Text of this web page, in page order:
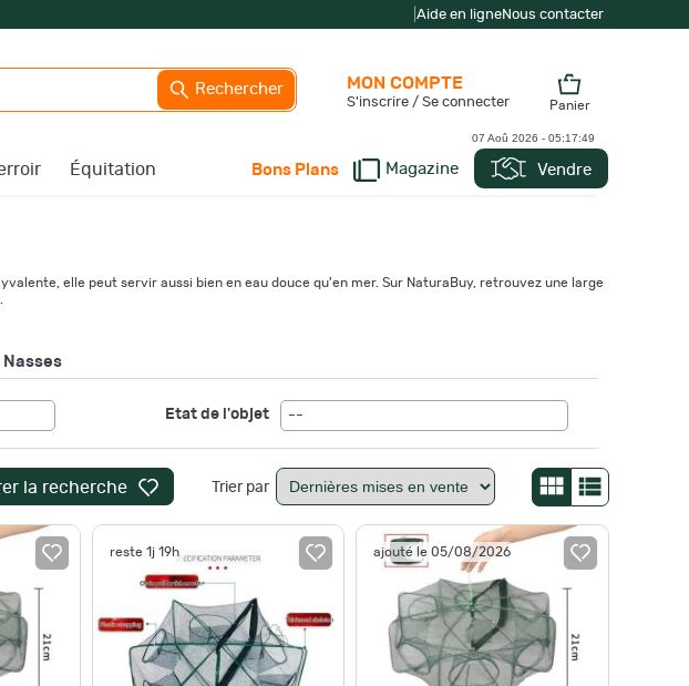
Aide en ligneNous contacter
Rechercher
Équitation Bons Plans Magazine Vendre
MON COMPTE
S'inscrire / Se connecter Panier
07 Aoû 2026 - 05:17:51
elle peut servir aussi bien en eau douce qu'en mer. Sur NaturaBuy, retrouvez une large
Etat de l'objet --
la recherche Trier par
reste 1j 19h ajouté le 05/08/2026